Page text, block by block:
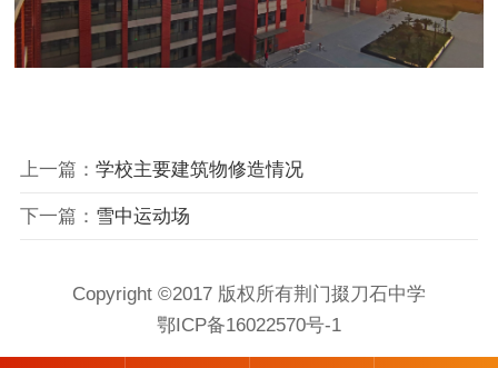
上一篇： 学校主要建筑物修造情况
下一篇： 雪中运动场
Copyright ©2017 版权所有荆门掇刀石中学
鄂ICP备16022570号-1